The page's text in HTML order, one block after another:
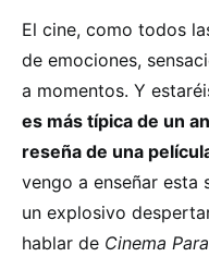
El cine, como todos
de emociones,
a momentos. Y
es más típica de un
reseña de una
vengo a enseñar esta
un explosivo
hablar de Cinema